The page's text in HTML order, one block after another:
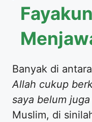
Banyak di
Allah cukup
saya belum
Muslim, di